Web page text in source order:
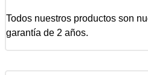
Todos nuestros productos son
garantía de 2 años.